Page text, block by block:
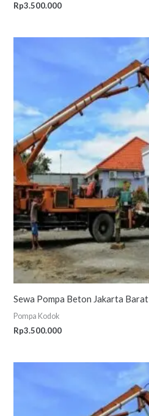
Rp3.500.000
Sewa Pompa Beton Jakarta Barat
Pompa Kodok
Rp3.500.000